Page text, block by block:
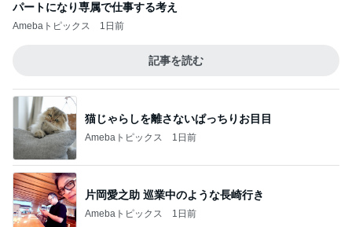
パートになり専属で仕事する考え
Amebaトピックス 1日前
記事を読む
猫じゃらしを離さないぱっちりお目目
Amebaトピックス 1日前
片岡愛之助 巡業中のような長崎行き
Amebaトピックス 1日前